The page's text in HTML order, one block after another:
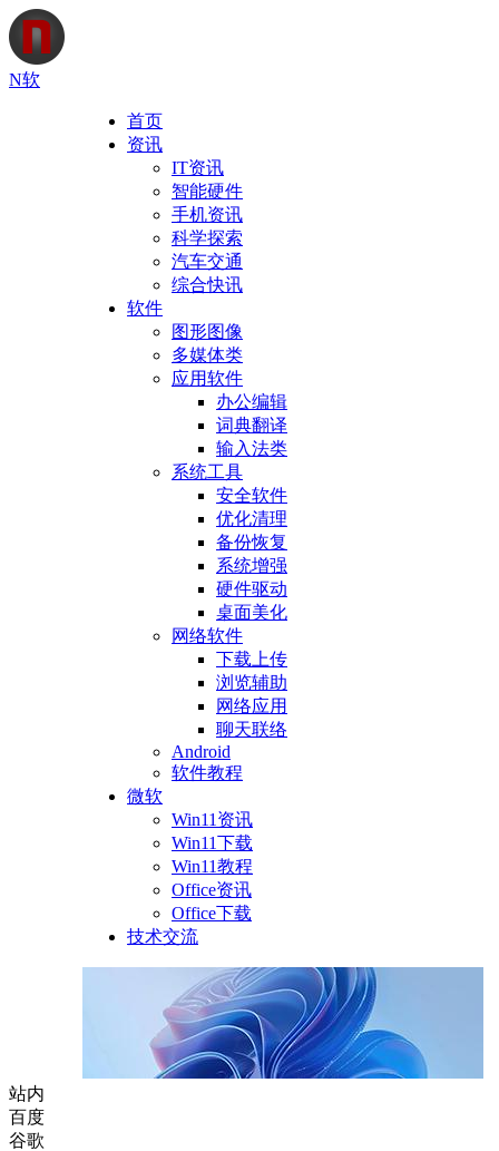
N软
首页
资讯
IT资讯
智能硬件
手机资讯
科学探索
汽车交通
综合快讯
软件
图形图像
多媒体类
应用软件
办公编辑
词典翻译
输入法类
系统工具
安全软件
优化清理
备份恢复
系统增强
硬件驱动
桌面美化
网络软件
下载上传
浏览辅助
网络应用
聊天联络
Android
软件教程
微软
Win11资讯
Win11下载
Win11教程
Office资讯
Office下载
技术交流
站内
百度
谷歌